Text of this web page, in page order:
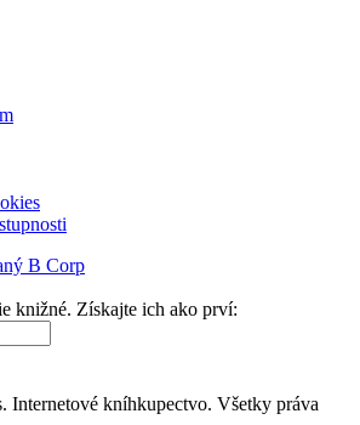
B Corp
knižné. Získajte ich ako prví:
Internetové kníhkupectvo. Všetky práva